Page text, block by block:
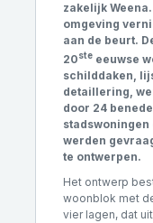
zakelijk
omgeving
aan de beurt.
20ste eeuwse
schilddaken,
detaillering,
door 24
stadswoningen
werden
te ontwerpen.
Het ontwerp
woonblok met
vier lagen, dat